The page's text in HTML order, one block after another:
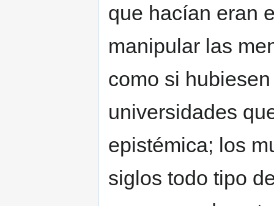
que hacían eran
manipular las
como si
universidades
epistémica; los
siglos todo tipo